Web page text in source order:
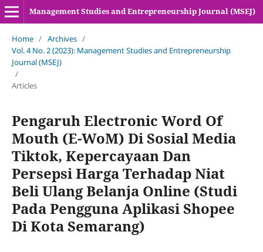
Management Studies and Entrepreneurship Journal (MSEJ)
Home / Archives /
Vol. 4 No. 2 (2023): Management Studies and Entrepreneurship
Journal (MSEJ)
/
Articles
Pengaruh Electronic Word Of
Mouth (E-WoM) Di Sosial Media
Tiktok, Kepercayaan Dan
Persepsi Harga Terhadap Niat
Beli Ulang Belanja Online (Studi
Pada Pengguna Aplikasi Shopee
Di Kota Semarang)